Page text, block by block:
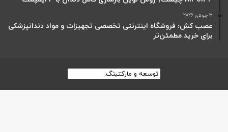
3 جولای 2026
عصب کش؛ فروشگاه اینترنتی تخصصی تجهیزات و مواد دندانپزشکی
برای خرید مطمئن‌تر
توسعه و مارکتینگ: